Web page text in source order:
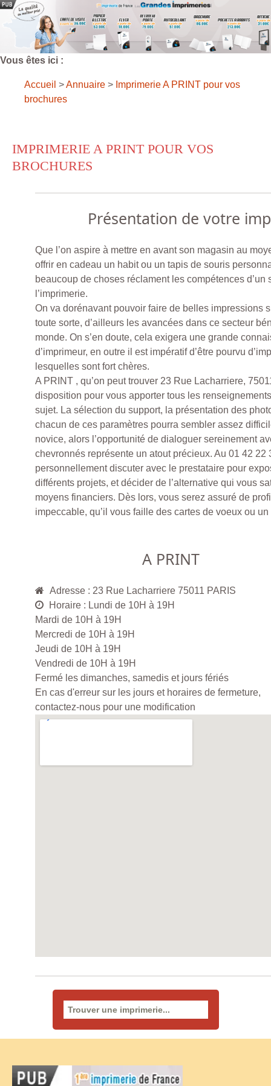
Vous êtes ici :
Accueil >Annuaire > Imprimerie A PRINT pour vos
brochures
IMPRIMERIE A PRINT POUR VOS
BROCHURES
Présentation de votre
Que l’on aspire à mettre en avant son magasin au
offrir en cadeau un habit ou un tapis de souris
beaucoup de choses réclament les compétences d’un
l’imprimerie.
On va dorénavant pouvoir faire de belles impressions
toute sorte, d’ailleurs les avancées dans ce secteur
monde. On s’en doute, cela exigera une grande
d’imprimeur, en outre il est impératif d’être pourvu
lesquelles sont fort chères.
A PRINT , qu’on peut trouver 23 Rue Lacharriere,
disposition pour vous apporter tous les
sujet. La sélection du support, la présentation des
chacun de ces paramètres pourra sembler assez
novice, alors l’opportunité de dialoguer sereinement
chevronnés représente un atout précieux. Au 01 42 22
personnellement discuter avec le prestataire pour
différents projets, et décider de l’alternative qui vous
moyens financiers. Dès lors, vous serez assuré de
impeccable, qu’il vous faille des cartes de voeux ou
A PRINT
Adresse : 23 Rue Lacharriere 75011 PARIS
Horaire : Lundi de 10H à 19H
Mardi de 10H à 19H
Mercredi de 10H à 19H
Jeudi de 10H à 19H
Vendredi de 10H à 19H
Fermé les dimanches, samedis et jours fériés
En cas d'erreur sur les jours et horaires de fermeture,
contactez-nous pour une modification
Rechercher